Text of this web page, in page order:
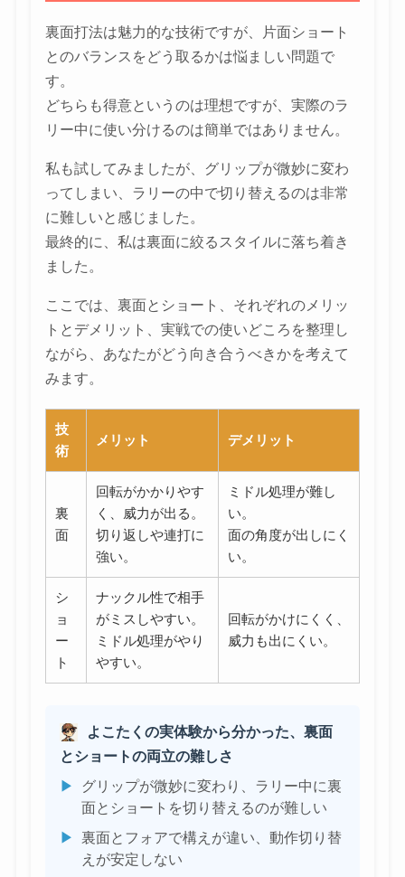
裏面打法は魅力的な技術ですが、片面ショート
とのバランスをどう取るかは悩ましい問題で
す。
どちらも得意というのは理想ですが、実際のラ
リー中に使い分けるのは簡単ではありません。
私も試してみましたが、グリップが微妙に変わ
ってしまい、ラリーの中で切り替えるのは非常
に難しいと感じました。
最終的に、私は裏面に絞るスタイルに落ち着き
ました。
ここでは、裏面とショート、それぞれのメリッ
トとデメリット、実戦での使いどころを整理し
ながら、あなたがどう向き合うべきかを考えて
みます。
技
術
メリット デメリット
裏
面
回転がかかりやす
く、威力が出る。
切り返しや連打に
強い。
ミドル処理が難し
い。
面の角度が出しにく
い。
シ
ョ
ー
ト
ナックル性で相手
がミスしやすい。
ミドル処理がやり
やすい。
回転がかけにくく、
威力も出にくい。
よこたくの実体験から分かった、裏面
とショートの両立の難しさ
▶
グリップが微妙に変わり、ラリー中に裏
面とショートを切り替えるのが難しい
▶
裏面とフォアで構えが違い、動作切り替
えが安定しない